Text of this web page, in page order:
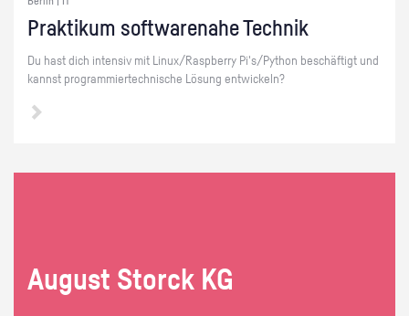
Prak­ti­kum soft­ware­na­he Tech­nik
Du hast dich in­ten­siv mit Linux/Raspber­ry Pi's/Py­thon be­schäf­tigt und
kannst pro­gram­mier­tech­ni­sche Lö­sung ent­wi­ckeln?
Au­gust Storck KG